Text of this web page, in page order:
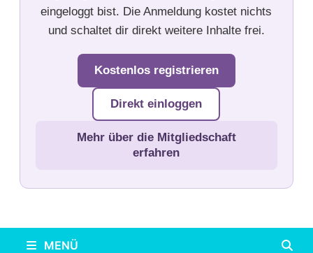
eingeloggt bist. Die Anmeldung kostet nichts
und schaltet dir direkt weitere Inhalte frei.
Kostenlos registrieren
Direkt einloggen
Mehr über die Mitgliedschaft
erfahren
MENÜ